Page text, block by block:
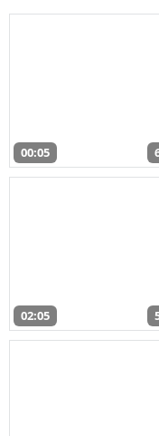
00:05
02:05